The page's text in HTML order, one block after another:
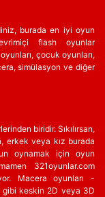
burada en iyi oyun
flash oyunlar
çocuk oyunları,
simülasyon ve diğer
biridir. Sıkılırsan,
erkek veya kız burada
oynamak için oyun
321oyunlar.com
Macera oyunları -
keskin 2D veya 3D